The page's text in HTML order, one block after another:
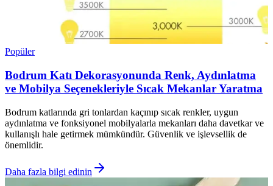
Popüler
Bodrum Katı Dekorasyonunda Renk, Aydınlatma
ve Mobilya Seçenekleriyle Sıcak Mekanlar Yaratma
Bodrum katlarında gri tonlardan kaçınıp sıcak renkler, uygun
aydınlatma ve fonksiyonel mobilyalarla mekanları daha davetkar ve
kullanışlı hale getirmek mümkündür. Güvenlik ve işlevsellik de
önemlidir.
Daha fazla bilgi edinin